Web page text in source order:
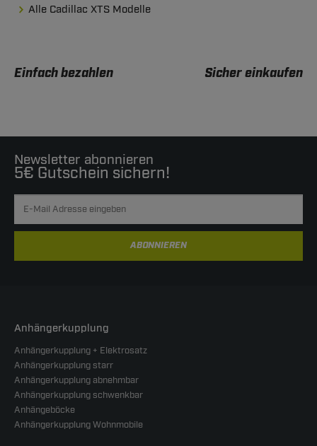
Alle Cadillac XTS Modelle
Einfach bezahlen Sicher einkaufen
Newsletter abonnieren
5€ Gutschein sichern!
ABONNIEREN
Anhängerkupplung
Anhängerkupplung + Elektrosatz
Anhängerkupplung starr
Anhängerkupplung abnehmbar
Anhängerkupplung schwenkbar
Anhängeböcke
Anhängerkupplung Wohnmobile